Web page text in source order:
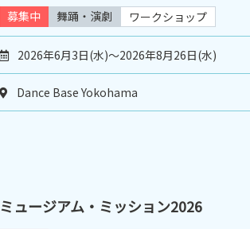
募集中 舞踊・演劇 ワークショップ
2026年6月3日(水)～2026年8月26日(水)
Dance Base Yokohama
ミュージアム・ミッション2026